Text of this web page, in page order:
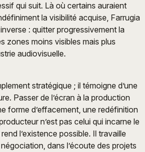
qui suit. Là où certains auraient
la visibilité acquise, Farrugia
: quitter progressivement la
zones moins visibles mais plus
audiovisuelle.
stratégique ; il témoigne d’une
Passer de l’écran à la production
forme d’effacement, une redéfinition
n’est pas celui qui incarne le
l’existence possible. Il travaille
dans l’écoute des projets